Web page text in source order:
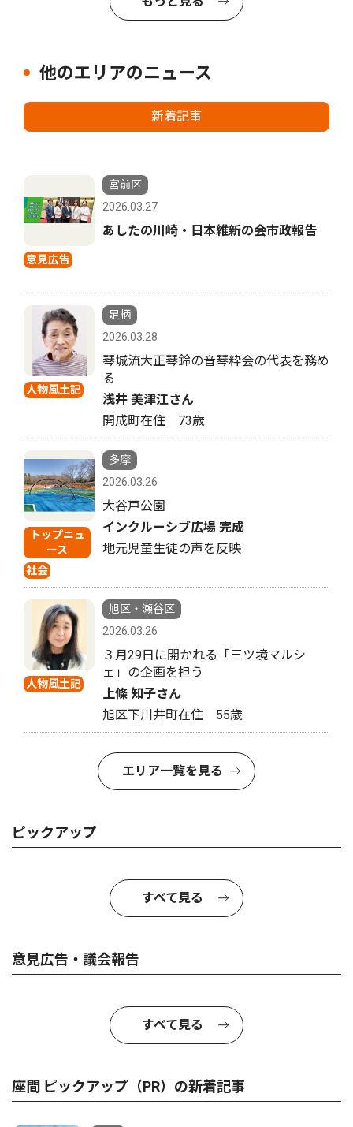
他のエリアのニュース
新着記事
意見広告
宮前区
2026.03.27
あしたの川崎・日本維新の会市政報告
人物風土記
足柄
2026.03.28
琴城流大正琴鈴の音琴粋会の代表を務め
る
浅井 美津江さん
開成町在住 73歳
トップニュ
ース
社会
多摩
2026.03.26
大谷戸公園
インクルーシブ広場 完成
地元児童生徒の声を反映
人物風土記
旭区・瀬谷区
2026.03.26
３月29日に開かれる「三ツ境マルシ
ェ」の企画を担う
上條 知子さん
旭区下川井町在住 55歳
エリア一覧を見る
ピックアップ
すべて見る
意見広告・議会報告
すべて見る
座間 ピックアップ（PR）の新着記事